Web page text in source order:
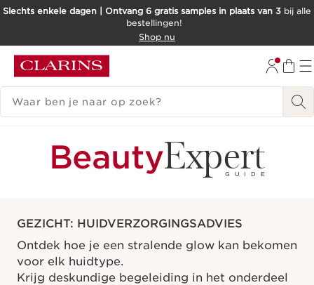
DOORGAAN NAAR INHOUD
Slechts enkele dagen | Ontvang 6 gratis samples in plaats van 3 bij alle
bestellingen!
Shop nu
ZOEKGESCHIEDENIS
BeautyExpert
GUIDE
GEZICHT: HUIDVERZORGINGSADVIES
Ontdek hoe je een stralende glow kan bekomen
voor elk huidtype.
Krijg deskundige begeleiding in het onderdeel